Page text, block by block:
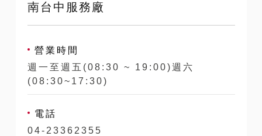
南台中服務廠
營業時間
週一至週五(08:30 ~ 19:00)週六
(08:30~17:30)
電話
04-23362355